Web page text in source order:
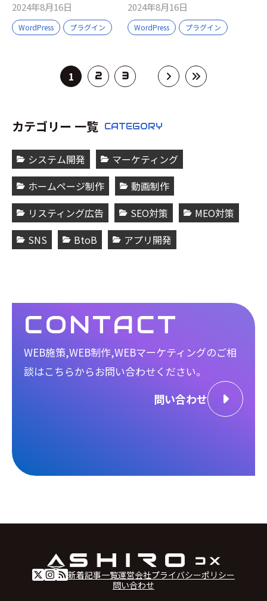
2024年8月16日
WordPress プラグイン
2024年8月16日
WordPress プラグイン
1 2 3
カテゴリー 一覧 CATEGORY
システム開発
マーケティング
ホームページ制作
動画制作
リスティング広告
SEO対策
MEO対策
SNS
BtoB アプリ開発
CONTACT
WEB施策,WEB制作,WEBマーケティングのご相
談はこちらからお問い合わせください。
問い合わせ
新着記事一覧運営会社プライバシーポリシー
問い合わせ